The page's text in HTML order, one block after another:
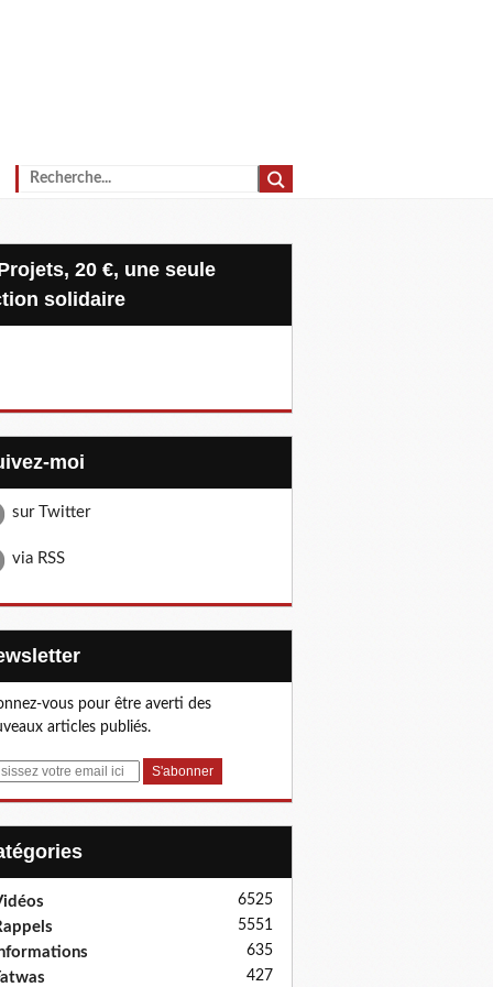
solidaire
moi
sur Twitter
via RSS
vous pour être averti des
articles publiés.
6525
5551
635
427